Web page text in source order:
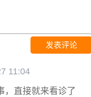
发表评论
11:04
，直接就来看诊了